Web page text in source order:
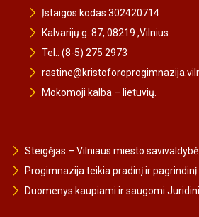
Įstaigos kodas 302420714
Kalvarijų g. 87, 08219 ,Vilnius.
Tel.: (8-5) 275 2973
Mokomoji kalba – lietuvių.
Steigėjas – Vilniaus miesto savivaldybė.
Progimnazija teikia pradinį ir pagrindinį
Duomenys kaupiami ir saugomi